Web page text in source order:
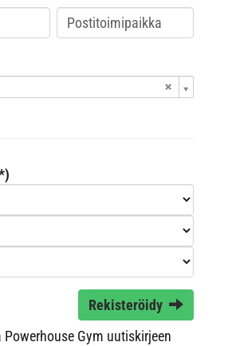
Rekisteröidy
Gym uutiskirjeen